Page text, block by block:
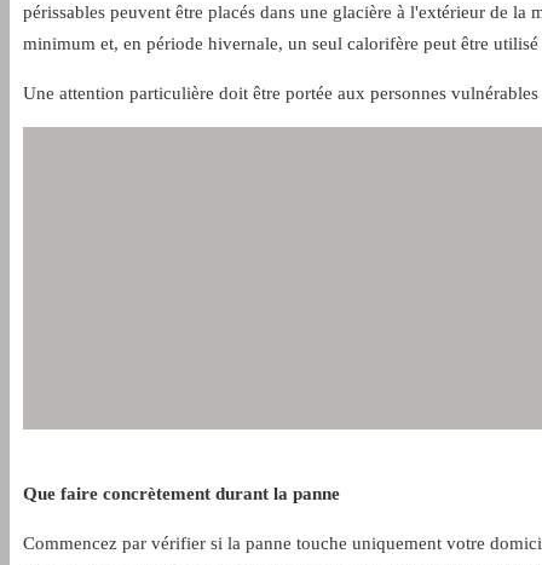
périssables peuvent être placés dans une glacière à l'extérieur de
minimum et, en période hivernale, un seul calorifère peut être
Une attention particulière doit être portée aux personnes
Que faire concrètement durant la panne
Commencez par vérifier si la panne touche uniquement votre